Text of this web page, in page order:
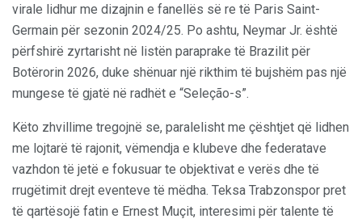
virale lidhur me dizajnin e fanellës së re të Paris Saint-
Germain për sezonin 2024/25. Po ashtu, Neymar Jr. është
përfshirë zyrtarisht në listën paraprake të Brazilit për
Botërorin 2026, duke shënuar një rikthim të bujshëm pas një
mungese të gjatë në radhët e “Seleção-s”.
Këto zhvillime tregojnë se, paralelisht me çështjet që lidhen
me lojtarë të rajonit, vëmendja e klubeve dhe federatave
vazhdon të jetë e fokusuar te objektivat e verës dhe të
rrugëtimit drejt eventeve të mëdha. Teksa Trabzonspor pret
të qartësojë fatin e Ernest Muçit, interesimi për talente të